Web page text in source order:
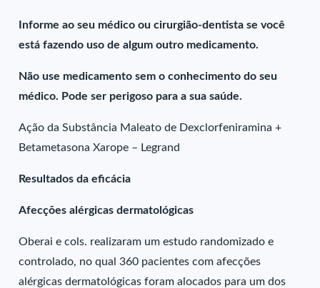
Informe ao seu médico ou cirurgião-dentista se você
está fazendo uso de algum outro medicamento.
Não use medicamento sem o conhecimento do seu
médico. Pode ser perigoso para a sua saúde.
Ação da Substância Maleato de Dexclorfeniramina +
Betametasona Xarope – Legrand
Resultados da eficácia
Afecções alérgicas dermatológicas
Oberai e cols. realizaram um estudo randomizado e
controlado, no qual 360 pacientes com afecções
alérgicas dermatológicas foram alocados para um dos